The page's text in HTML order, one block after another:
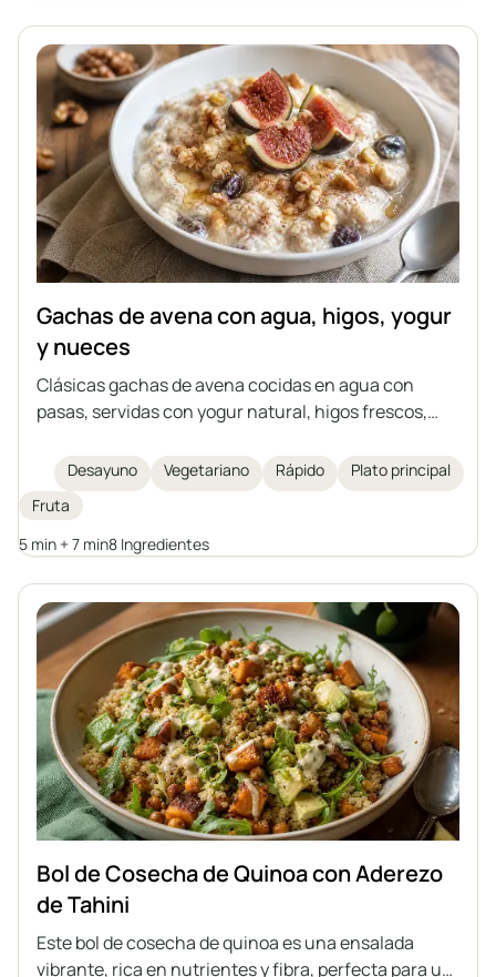
Gachas de avena con agua, higos, yogur
y nueces
Clásicas gachas de avena cocidas en agua con
pasas, servidas con yogur natural, higos frescos,
desayuno o cena rápido, saludable y ligero. Cada
uno puede enriquecer las gachas con sus frutas
favoritas o sustitutos para crear su propia versión de
este clásico desayuno.
Desayuno Vegetariano Rápido
Plato principal
Fruta
5 min + 7 min8 Ingredientes
Bol de Cosecha de Quinoa con Aderezo
de Tahini
Este bol de cosecha de quinoa es una ensalada
vibrante, rica en nutrientes y fibra, perfecta para un